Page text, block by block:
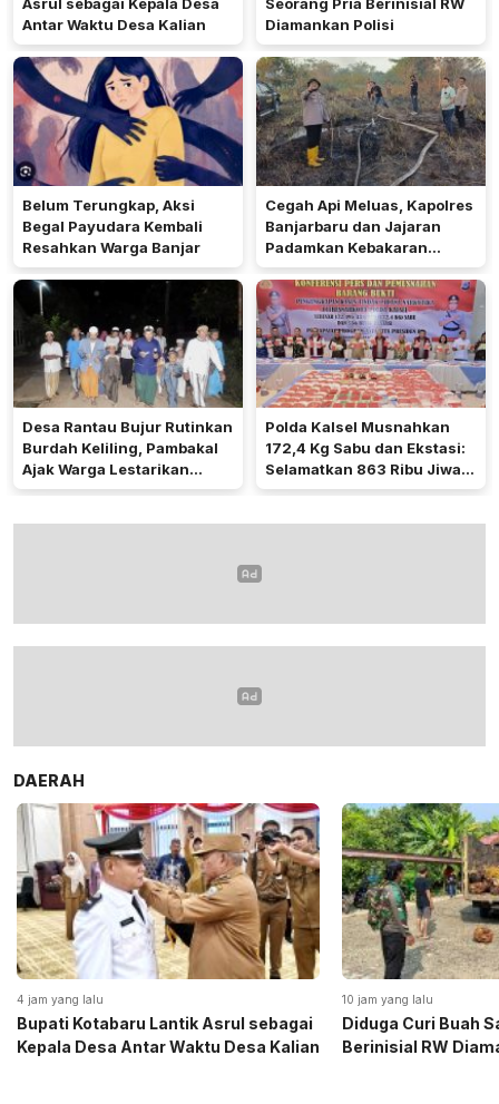
Asrul sebagai Kepala Desa
Antar Waktu Desa Kalian
Seorang Pria Berinisial RW
Diamankan Polisi
Belum Terungkap, Aksi
Begal Payudara Kembali
Resahkan Warga Banjar
Cegah Api Meluas, Kapolres
Banjarbaru dan Jajaran
Padamkan Kebakaran
Lahan
Desa Rantau Bujur Rutinkan
Burdah Keliling, Pambakal
Ajak Warga Lestarikan
Tradisi Keagamaan
Polda Kalsel Musnahkan
172,4 Kg Sabu dan Ekstasi:
Selamatkan 863 Ribu Jiwa
dan Hemat Biaya Rehab Rp.
DAERAH
4 jam yang lalu
Bupati Kotabaru Lantik Asrul sebagai
Kepala Desa Antar Waktu Desa Kalian
10 jam yang lalu
Diduga Curi Buah
Berinisial RW